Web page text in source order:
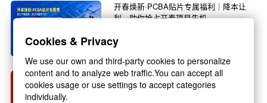
开春焕新·PCBA贴片专属福利｜降本让
利，助你抢占开春项目先机
旺季，也是电子行业新项目启动的关键节点！不
硬之城 2026 年春节放假通知
Cookies & Privacy
We use our own and third-party cookies to personalize
content and to analyze web traffic.You can accept all
cookies usage or use settings to accept categories
individually.